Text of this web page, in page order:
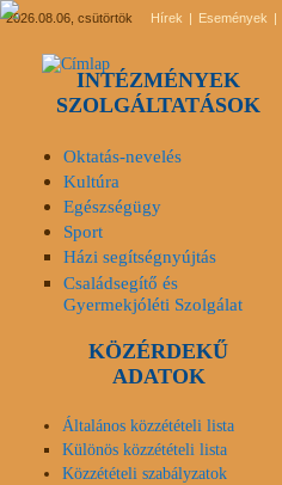
2026.08.06, csütörtök Hírek Események
INTÉZMÉNYEK
SZOLGÁLTATÁSOK
Oktatás-nevelés
Kultúra
Egészségügy
Sport
Házi segítségnyújtás
Családsegítő és
Gyermekjóléti Szolgálat
KÖZÉRDEKŰ
ADATOK
Általános közzétételi lista
Különös közzétételi lista
Közzétételi szabályzatok